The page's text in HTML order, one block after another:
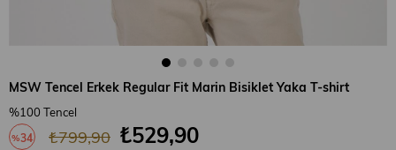
MSW Tencel Erkek Regular Fit Marin Bisiklet Yaka T-shirt
%100 Tencel
%34 ₺799,90 ₺529,90